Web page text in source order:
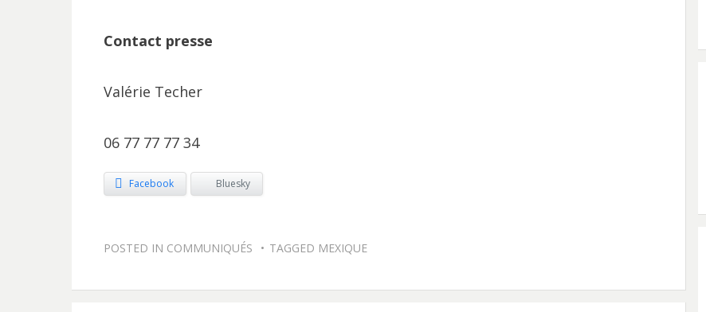
Contact presse
Valérie Techer
06 77 77 77 34
Facebook Bluesky
POSTED IN COMMUNIQUÉS TAGGED MEXIQUE